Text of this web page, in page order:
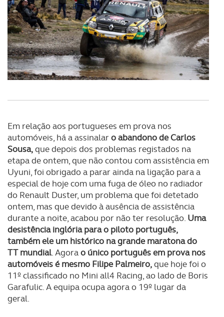
Realçamos que o bloqueio de certo tipo de Cookies e
tecnologias similares pode ter impacto na sua
experiência de navegação no Website e nos serviços
disponibilizados.
Consulte a política de cookies do site.
Em relação aos portugueses em prova nos
automóveis, há a assinalaro abandono de Carlos
Sousa,que depois dos problemas registados na
etapa de ontem, que não contou com assistência em
Uyuni, foi obrigado a parar ainda na ligação para a
especial de hoje com uma fuga de óleo no radiador
do Renault Duster, um problema que foi detetado
ontem, mas que devido à ausência de assistência
durante a noite, acabou por não ter resolução. Uma
desistência inglória para o piloto português,
também ele um histórico na grande maratona do
TT mundial. Agorao único português em prova nos
automóveis é mesmo Filipe Palmeiro,que hoje foi o
11º classificado no Mini all4 Racing, ao lado de Boris
Garafulic. A equipa ocupa agora o 19º lugar da
geral.